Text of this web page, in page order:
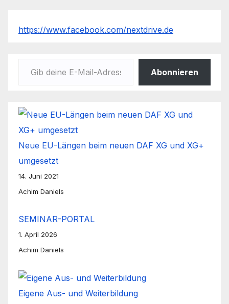
https://www.facebook.com/nextdrive.de
Abonnieren
Neue EU-Längen beim neuen DAF XG und XG+
umgesetzt
14. Juni 2021
Achim Daniels
SEMINAR-PORTAL
1. April 2026
Achim Daniels
Eigene Aus- und Weiterbildung